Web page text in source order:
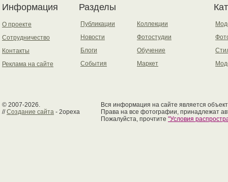
Информация
О проекте
Сотрудничество
Контакты
Реклама на сайте
Разделы
Публикации
Новости
Блоги
События
Коллекции
Фотостудии
Обучение
Маркет
© 2007-2026.
//Создание сайта - 2opexa
Вся информация на сайте является
Права на все фотографии, принадлежат
Пожалуйста, прочтите "Условия